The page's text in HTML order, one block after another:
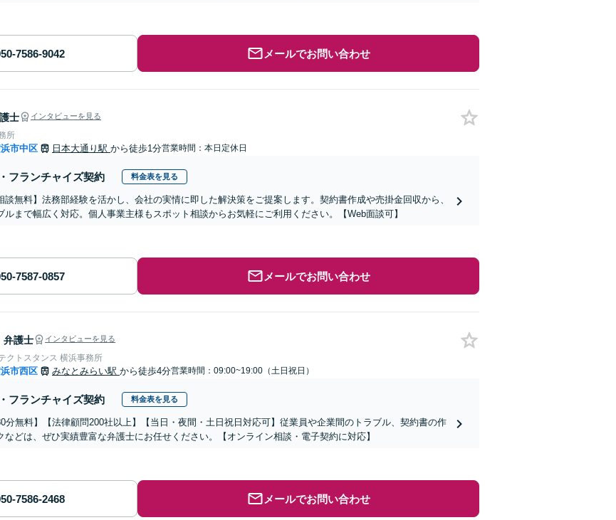
メールでお問い合わせ
士 インタビューを見る
所
市中区 日本大通り駅 から徒歩1分営業時間：本日定休日
フランチャイズ契約 料金表を見る
談無料】法務部経験を活かし、会社の実情に即した解決策をご提案します。契約書作成や売掛金回収から、
ルまで幅広く対応。個人事業主様もスポット相談からお気軽にご利用ください。【Web面談可】
メールでお問い合わせ
弁護士 インタビューを見る
クトスタンス 横浜事務所
市西区 みなとみらい駅 から徒歩4分営業時間：09:00~19:00（土日祝日）
フランチャイズ契約 料金表を見る
分無料】【法律顧問200社以上】【当日・夜間・土日祝日対応可】従業員や企業間のトラブル、契約書の作
などは、ぜひ実績豊富な弁護士にお任せください。【オンライン相談・電子契約に対応】
メールでお問い合わせ